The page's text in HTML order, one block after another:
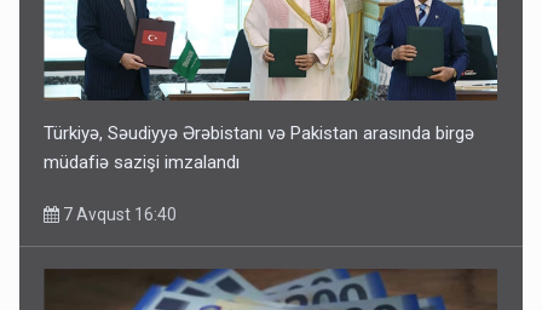
Türkiyə, Səudiyyə Ərəbistanı və Pakistan arasında birgə
müdafiə sazişi imzalandı
7 Avqust 16:40